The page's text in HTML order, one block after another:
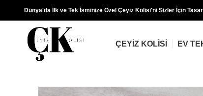
Dünya'da İlk ve Tek İsminize Özel Çeyiz Kolisi'ni Sizler İçin
ÇEYIZ KOLISI EV